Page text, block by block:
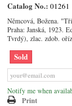
Catalog No.: 01261
Němcová, Božena.
Praha: Janská, 1923.
Tvrdý), zlac. zdob.
Sold
Notify me when
Print